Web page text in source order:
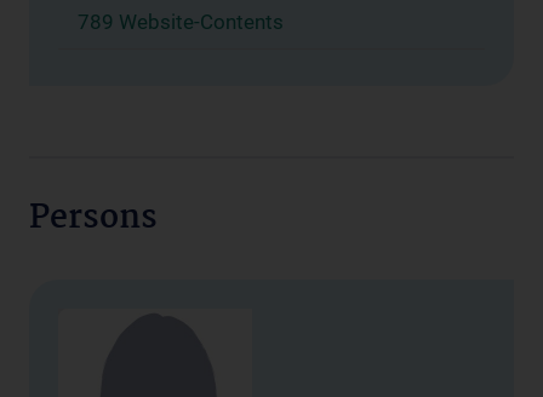
789 Website-Contents
Persons